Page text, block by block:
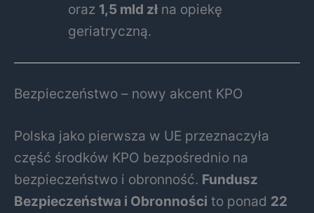
oraz 1,5 mld złna opiekę
geriatryczną.
Bezpieczeństwo – nowy akcent KPO
Polska jako pierwsza w UE przeznaczyła
część środków KPO bezpośrednio na
bezpieczeństwo i obronność. Fundusz
Bezpieczeństwa i Obronności to ponad 22